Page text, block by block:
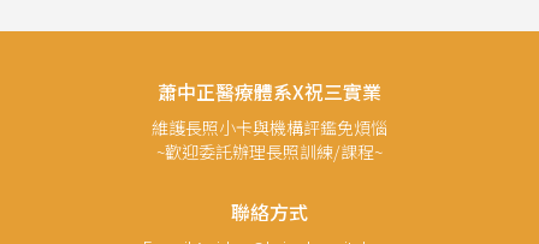
蕭中正醫療體系x祝三實業
維護長照小卡與機構評鑑免煩惱
~歡迎委託辦理長照訓練/課程~
聯絡方式